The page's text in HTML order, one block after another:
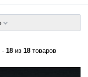
- 18 из 18 товаров